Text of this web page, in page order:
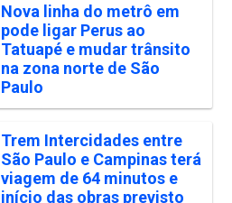
Nova linha do metrô em
pode ligar Perus ao
Tatuapé e mudar trânsito
na zona norte de São
Paulo
Trem Intercidades entre
São Paulo e Campinas terá
viagem de 64 minutos e
início das obras previsto